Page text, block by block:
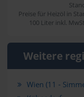
Preise für Heizöl in
100 Liter inkl.
Weitere
Wien (11 -